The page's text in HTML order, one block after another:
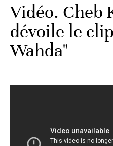
Vidéo. Cheb
dévoile le
Wahda"